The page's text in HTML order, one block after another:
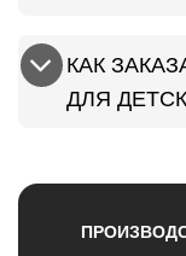
КАК
ДЛЯ